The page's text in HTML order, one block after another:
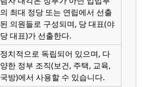
의 최대 정당 또는 연립에서 선출
된 의원들로 구성되며, 당 대표(야
당 대표)가 선출한다.
정치적으로 독립되어 있으며, 다
양한 정부 조직(보건, 주택, 교육,
국방)에서 사용할 수 있습니다.